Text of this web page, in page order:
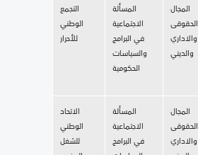
التجمع
الوطني
للأحرار
المسألة
الاجتماعية
في البرامج
والسياسات
الحكومية
المجال
الحقوقى
والاداري
والديني
الاتحاد
الوطني
للشغل
المسألة
الاجتماعية
في البرامج
المجال
الحقوقى
والاداري